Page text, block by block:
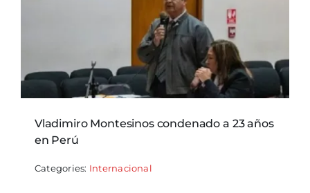
Vladimiro Montesinos condenado a 23 años
en Perú
Categories: Internacional